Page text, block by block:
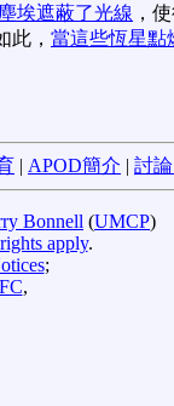
塵埃遮蔽了光線 ，
此， 當這些恆星點
| APOD簡介 | 討
Bonnell (UMCP)
apply.
;
,